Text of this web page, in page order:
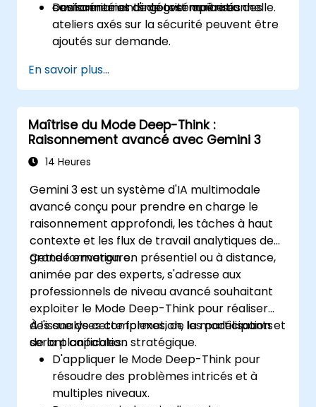
conformité et d'intégrité opérationnelle.
environnements de test maîtrisés.
Des scénarios de gouvernance ou des
ateliers axés sur la sécurité peuvent être
ajoutés sur demande.
En savoir plus...
Maîtrise du Mode Deep-Think :
Raisonnement avancé avec Gemini 3
14 Heures
Gemini 3 est un système d'IA multimodale
avancé conçu pour prendre en charge le
raisonnement approfondi, les tâches à haut
contexte et les flux de travail analytiques de
grande envergure.
Cette formation en présentiel ou à distance,
animée par des experts, s'adresse aux
professionnels de niveau avancé souhaitant
exploiter le Mode Deep-Think pour réaliser
des analyses complexes, de la modélisation et
de la planification stratégique.
À l'issue de cette formation, les participants
seront capables :
D'appliquer le Mode Deep-Think pour
résoudre des problèmes intricés et à
multiples niveaux.